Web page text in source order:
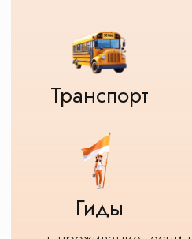
Получить программу в
Другие